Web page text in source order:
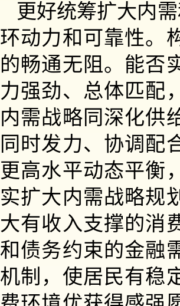
更好统筹扩大内
环动力和可靠性。
的畅通无阻。能否
力强劲、总体匹配
内需战略同深化供
同时发力、协调配
更高水平动态平衡
实扩大内需战略规
大有收入支撑的消
和债务约束的金融
机制，使居民有稳